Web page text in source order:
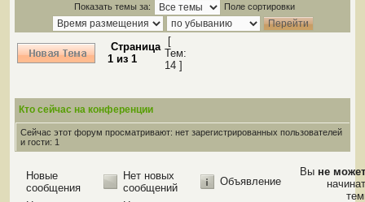
Показать темы за: Поле сортировки
Страница
1 из 1
[
Тем:
14 ]
Кто сейчас на конференции
Сейчас этот форум просматривают: нет зарегистрированных пользователей
и гости: 1
Новые
сообщения
Нет новых
сообщений
Объявление
Вы не